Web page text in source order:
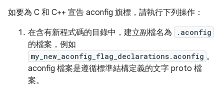
如要為 C 和 C++ 宣告 aconfig 旗標，請執行下列操作：
在含有新程式碼的目錄中，建立副檔名為
.aconfig
的檔案，例如
my_new_aconfig_flag_declarations.aconfig 。
aconfig 檔案是遵循標準結構定義的文字 proto 檔
案。